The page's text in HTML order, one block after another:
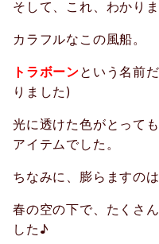
そして、これ、わかり
カラフルなこの風船。
トラボーンという名前
りました)
光に透けた色がとって
アイテムでした。
ちなみに、膨らますの
春の空の下で、たくさ
した♪